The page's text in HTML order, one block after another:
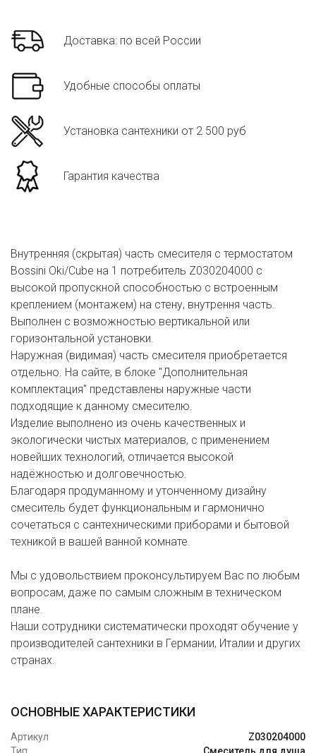
Доставка: по всей России
Удобные способы оплаты
Установка сантехники от 2 500 руб
Гарантия качества
Внутренняя (скрытая) часть смесителя с термостатом
Bossini Oki/Cube на 1 потребитель Z030204000 с
высокой пропускной способностью с встроенным
креплением (монтажем) на стену, внутрення часть.
Выполнен с возможностью вертикальной или
горизонтальной установки.
Наружная (видимая) часть смесителя приобретается
отдельно. На сайте, в блоке "Дополнительная
комплектация" представлены наружные части
подходящие к данному смесителю.
Изделие выполнено из очень качественных и
экологически чистых материалов, с применением
новейших технологий, отличается высокой
надёжностью и долговечностью.
Благодаря продуманному и утонченному дизайну
смеситель будет функциональным и гармонично
сочетаться с сантехническими приборами и бытовой
техникой в вашей ванной комнате.
Мы с удовольствием проконсультируем Вас по любым
вопросам, даже по самым сложным в техническом
плане.
Наши сотрудники систематически проходят обучение у
производителей сантехники в Германии, Италии и других
странах.
ОСНОВНЫЕ ХАРАКТЕРИСТИКИ
Артикул
Z030204000